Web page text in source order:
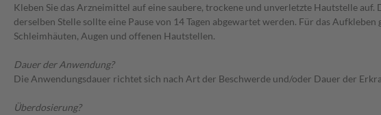
Kleben Sie das Arzneimittel auf eine saubere, trockene und unverletzte Hautstelle
derselben Stelle sollte eine Pause von 14 Tagen abgewartet werden. Für das
Schleimhäuten, Augen und offenen Hautstellen.
Dauer der Anwendung?
Die Anwendungsdauer richtet sich nach Art der Beschwerde und/oder Dauer der
Überdosierung?